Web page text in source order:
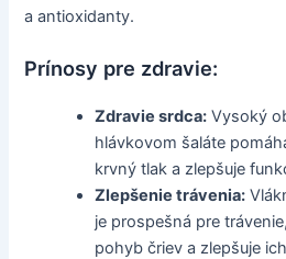
a antioxidanty.
Prínosy pre zdravie:
Zdravie srdca: Vysoký
hlávkovom šaláte
krvný tlak a zlepšuje
Zlepšenie trávenia:
je prospešná pre
pohyb čriev a zlepšuje